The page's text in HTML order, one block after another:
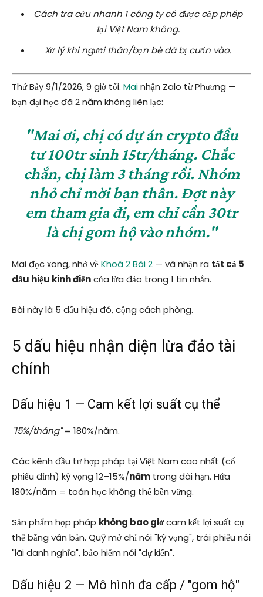
Cách tra cứu nhanh 1 công ty có được cấp phép
tại Việt Nam không.
Xử lý khi người thân/bạn bè đã bị cuốn vào.
Thứ Bảy 9/1/2026, 9 giờ tối. Mainhận Zalo từ Phương —
bạn đại học đã 2 năm không liên lạc:
"Mai ơi, chị có dự án crypto đầu
tư 100tr sinh 15tr/tháng. Chắc
chắn, chị làm 3 tháng rồi. Nhóm
nhỏ chỉ mời bạn thân. Đợt này
em tham gia đi, em chỉ cần 30tr
là chị gom hộ vào nhóm."
Mai đọc xong, nhớ về Khoá 2 Bài 2 — và nhận ra tất cả 5
dấu hiệu kinh điểncủa lừa đảo trong 1 tin nhắn.
Bài này là 5 dấu hiệu đó, cộng cách phòng.
5 dấu hiệu nhận diện lừa đảo tài
chính
Dấu hiệu 1 — Cam kết lợi suất cụ thể
"15%/tháng"= 180%/năm.
Các kênh đầu tư hợp pháp tại Việt Nam cao nhất (cổ
phiếu đỉnh) kỳ vọng 12–15%/năm trong dài hạn. Hứa
180%/năm = toán học không thể bền vững.
Sản phẩm hợp pháp không bao giờcam kết lợi suất cụ
thể bằng văn bản. Quỹ mở chỉ nói "kỳ vọng", trái phiếu nói
"lãi danh nghĩa", bảo hiểm nói "dự kiến".
Dấu hiệu 2 — Mô hình đa cấp / "gom hộ"